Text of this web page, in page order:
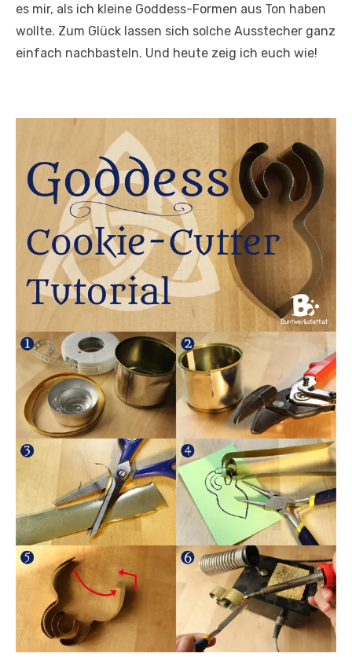
es mir, als ich kleine Goddess-Formen aus Ton haben
wollte. Zum Glück lassen sich solche Ausstecher ganz
einfach nachbasteln. Und heute zeig ich euch wie!